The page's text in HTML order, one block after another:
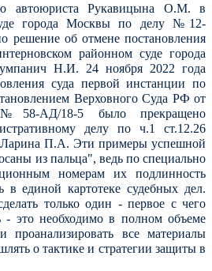
автоюриста Рукавицына О.М. в
города Москвы по делу №12-
решение об отмене постановления
районном суде города
Н.И. 24 ноября 2022 года
суда первой инстанции по
Верховного Суда РФ от
АД/18-5 было прекращено
делу по ч.1 ст.12.26
П.А. Эти примеры успешной
из пальца", ведь по специально
номерам их подлинность
в единой картотеке судебных дел.
только один - первое с чего
- это необходимо в полном объеме
проанализировать все материалы
о тактике и стратегии защиты в